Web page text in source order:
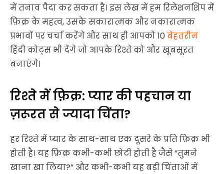
में तनाव पैदा कर सकता है। इस लेख में हम रिलेशनशिप में
फ़िक्र के महत्व, उसके सकारात्मक और नकारात्मक
प्रभावों पर चर्चा करेंगे और साथ ही आपको 10बेहतरीन
हिंदी कोट्स भी देंगे जो आपके रिश्ते को और खूबसूरत
बनाएंगे।
रिश्ते में फ़िक्र: प्यार की पहचान या
ज़रूरत से ज्यादा चिंता?
हर रिश्ते में प्यार के साथ-साथ एक दूसरे के प्रति फ़िक्र भी
होती है। यह फ़िक्र कभी-कभी छोटी होती है जैसे “तुमने
खाना खा लिया?” और कभी-कभी यह बड़ी चिंताओं में